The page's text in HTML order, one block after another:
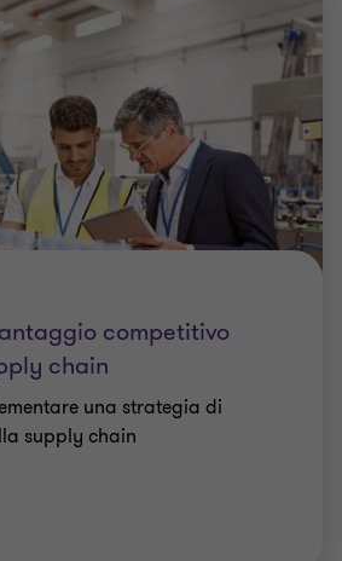
competitivo
chain
una strategia di
supply chain